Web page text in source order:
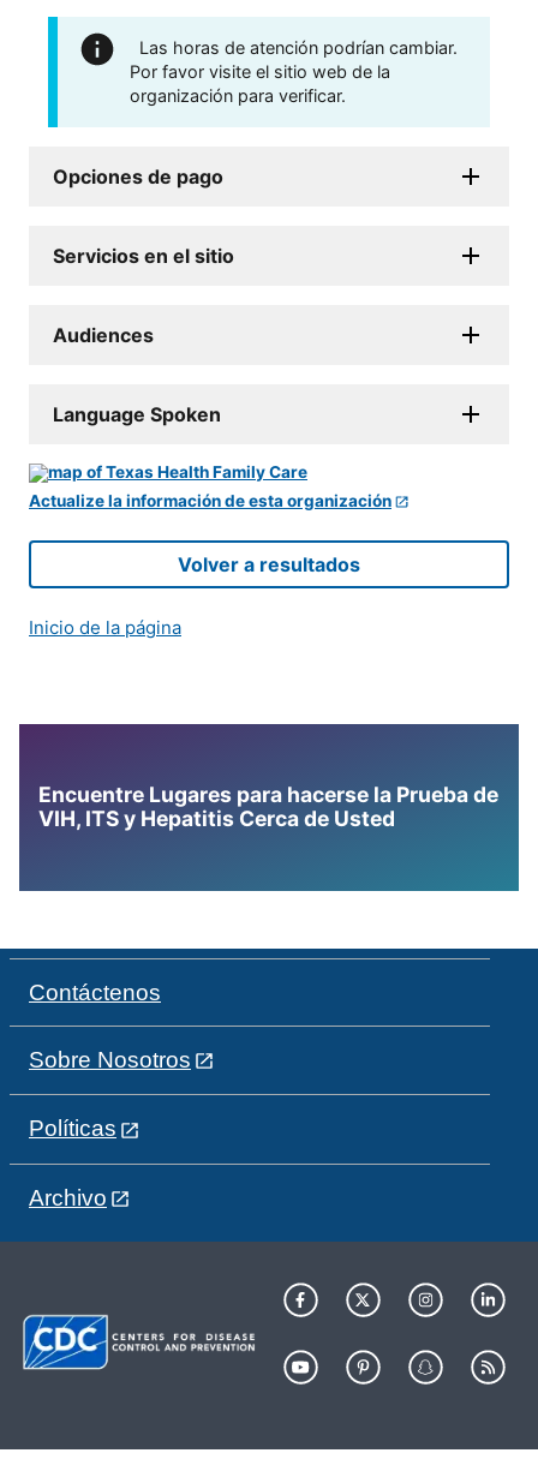
Las horas de atención podrían cambiar.
Por favor visite el sitio web de la
organización para verificar.
Opciones de pago
Servicios en el sitio
Audiences
Language Spoken
Actualize la información de esta organización
Volver a resultados
Inicio de la página
Encuentre Lugares para hacerse la Prueba de
VIH, ITS y Hepatitis Cerca de Usted
Contáctenos
Sobre Nosotros
Políticas
Archivo